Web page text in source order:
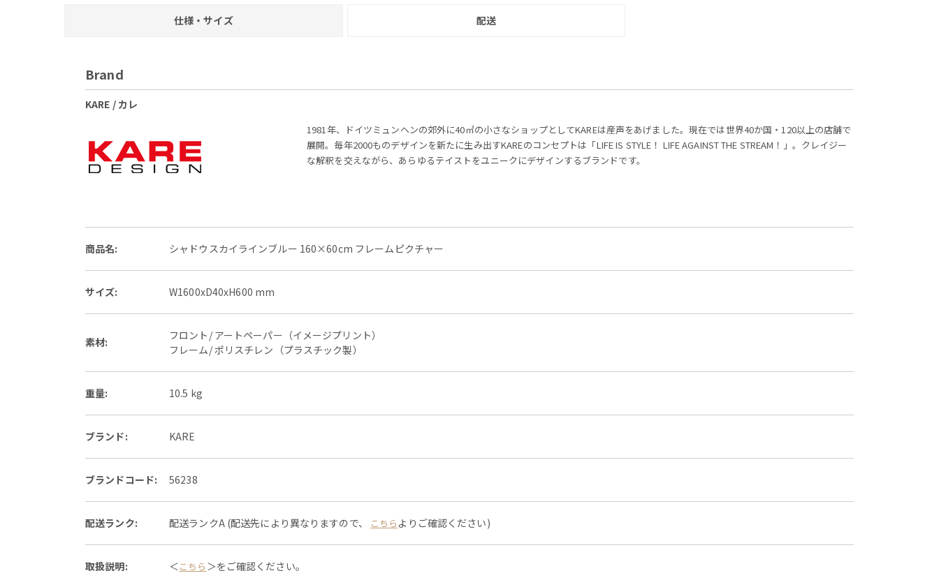
仕様・サイズ 配送
Brand
KARE / カレ
1981年、ドイツミュンヘンの郊外に40㎡の小さなショップとしてKAREは産声をあげました。現在では世界40か国・120以上の店舗で
展開。毎年2000ものデザインを新たに生み出すKAREのコンセプトは「LIFE IS STYLE！ LIFE AGAINST THE STREAM！」。クレイジー
な解釈を交えながら、あらゆるテイストをユニークにデザインするブランドです。
商品名: シャドウスカイラインブルー 160×60cm フレームピクチャー
サイズ: W1600xD40xH600 mm
素材:
フロント/ アートペーパー（イメージプリント）
フレーム/ ポリスチレン（プラスチック製）
重量: 10.5 kg
ブランド: KARE
ブランドコード: 56238
配送ランク: 配送ランクA (配送先により異なりますので、 こちら よりご確認ください)
取扱説明: ＜こちら ＞をご確認ください。